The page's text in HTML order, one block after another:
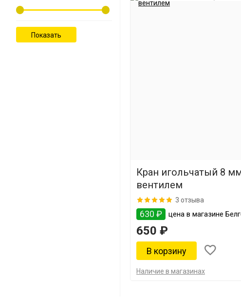
Кран игольчатый 8
вентилем
3 отзыва
630 ₽ цена в магазине
650 ₽
Наличие в магазинах